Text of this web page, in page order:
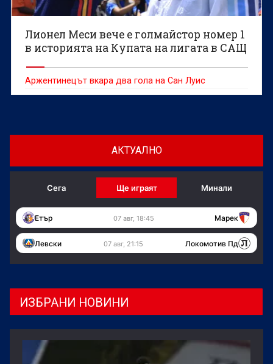
Лионел Меси вече е голмайстор номер 1
в историята на Купата на лигата в САЩ
Аржентинецът вкара два гола на Сан Луис
АКТУАЛНО
Сега Ще играят Минали
Етър 07 авг, 18:45 Марек
Левски 07 авг, 21:15 Локомотив Пд
ИЗБРАНИ НОВИНИ